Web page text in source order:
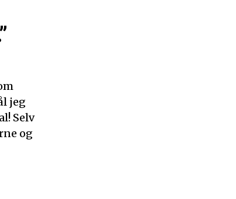
jeg
Selv
og